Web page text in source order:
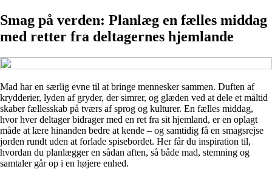
Smag på verden: Planlæg en fælles middag
med retter fra deltagernes hjemlande
Mad har en særlig evne til at bringe mennesker sammen. Duften af
krydderier, lyden af gryder, der simrer, og glæden ved at dele et måltid
skaber fællesskab på tværs af sprog og kulturer. En fælles middag,
hvor hver deltager bidrager med en ret fra sit hjemland, er en oplagt
måde at lære hinanden bedre at kende – og samtidig få en smagsrejse
jorden rundt uden at forlade spisebordet. Her får du inspiration til,
hvordan du planlægger en sådan aften, så både mad, stemning og
samtaler går op i en højere enhed.